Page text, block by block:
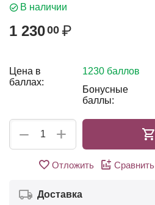
В наличии
1 23000 ₽
Цена в
баллах:
1230 баллов
Бонусные
баллы:
+
−
Отложить Сравнить
Доставка